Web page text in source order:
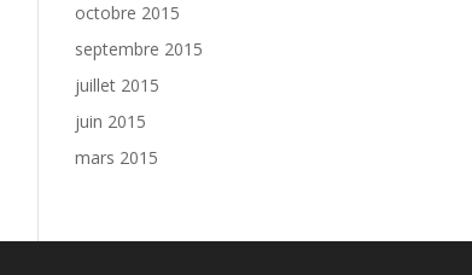
octobre 2015
septembre 2015
juillet 2015
juin 2015
mars 2015